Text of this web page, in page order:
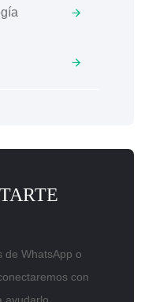
de WhatsApp o
con